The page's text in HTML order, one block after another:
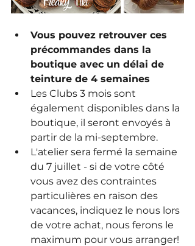
Vous pouvez retrouver ces
précommandes dans la
boutique avec un délai de
teinture de 4 semaines
Les Clubs 3 mois sont
également disponibles dans la
boutique, il seront envoyés à
partir de la mi-septembre.
L'atelier sera fermé la semaine
du 7 juillet - si de votre côté
vous avez des contraintes
particulières en raison des
vacances, indiquez le nous lors
de votre achat, nous ferons le
maximum pour vous arranger!